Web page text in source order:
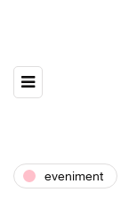
eveniment